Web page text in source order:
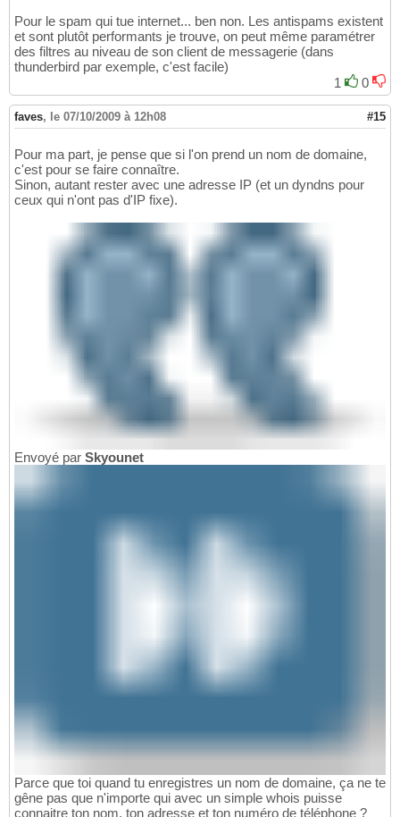
Pour le spam qui tue internet... ben non. Les antispams existent
et sont plutôt performants je trouve, on peut même paramétrer
des filtres au niveau de son client de messagerie (dans
thunderbird par exemple, c'est facile)
1
0
faves, le 07/10/2009 à 12h08 #15
Pour ma part, je pense que si l'on prend un nom de domaine,
c'est pour se faire connaître.
Sinon, autant rester avec une adresse IP (et un dyndns pour
ceux qui n'ont pas d'IP fixe).
Envoyé par Skyounet
Parce que toi quand tu enregistres un nom de domaine, ça ne te
gêne pas que n'importe qui avec un simple whois puisse
connaitre ton nom, ton adresse et ton numéro de téléphone ?